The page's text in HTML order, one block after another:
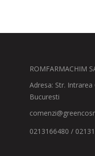
ROMFARMACHIM
Adresa: Str.
Bucuresti
0213166480 /